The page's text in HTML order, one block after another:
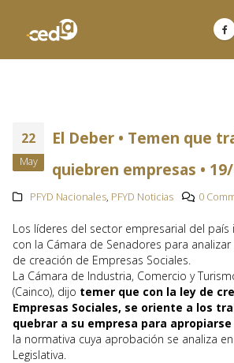
22
May
El Deber • Temen que
quiebren empresas •
PFYD Nacionales, PFYD Noticias 0
Los líderes del sector empresarial del país
con la Cámara de Senadores para
de creación de Empresas Sociales.
La Cámara de Industria, Comercio y
(Cainco), dijo temer que con la ley de
Empresas Sociales, se oriente a los
quebrar a su empresa para apropiarse
la normativa cuya aprobación se analiza
Legislativa.